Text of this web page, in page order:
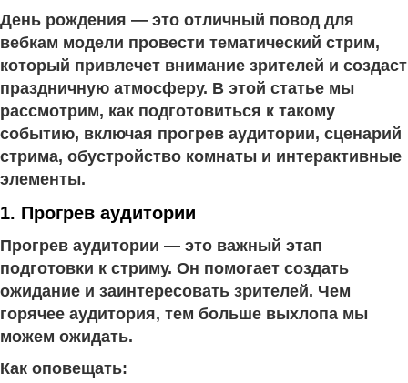
День рождения — это отличный повод для
вебкам модели провести тематический стрим,
который привлечет внимание зрителей и создаст
праздничную атмосферу. В этой статье мы
рассмотрим, как подготовиться к такому
событию, включая прогрев аудитории, сценарий
стрима, обустройство комнаты и интерактивные
элементы.
1. Прогрев аудитории
Прогрев аудитории — это важный этап
подготовки к стриму. Он помогает создать
ожидание и заинтересовать зрителей. Чем
горячее аудитория, тем больше выхлопа мы
можем ожидать.
Как оповещать: